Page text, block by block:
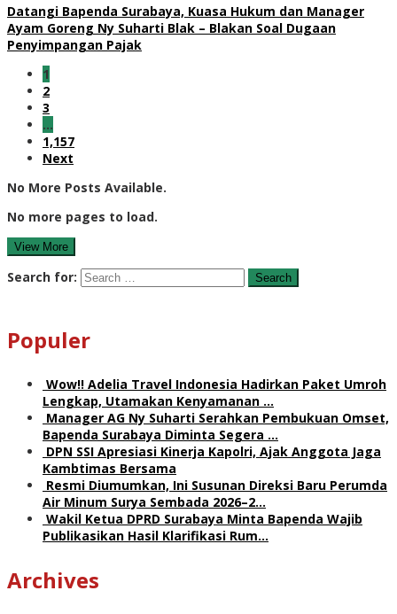
Datangi Bapenda Surabaya, Kuasa Hukum dan Manager
Ayam Goreng Ny Suharti Blak – Blakan Soal Dugaan
Penyimpangan Pajak
1
2
3
…
1,157
Next
No More Posts Available.
No more pages to load.
View More
Search for:
Populer
Wow!! Adelia Travel Indonesia Hadirkan Paket Umroh
Lengkap, Utamakan Kenyamanan …
Manager AG Ny Suharti Serahkan Pembukuan Omset,
Bapenda Surabaya Diminta Segera …
DPN SSI Apresiasi Kinerja Kapolri, Ajak Anggota Jaga
Kambtimas Bersama
Resmi Diumumkan, Ini Susunan Direksi Baru Perumda
Air Minum Surya Sembada 2026–2…
Wakil Ketua DPRD Surabaya Minta Bapenda Wajib
Publikasikan Hasil Klarifikasi Rum…
Archives